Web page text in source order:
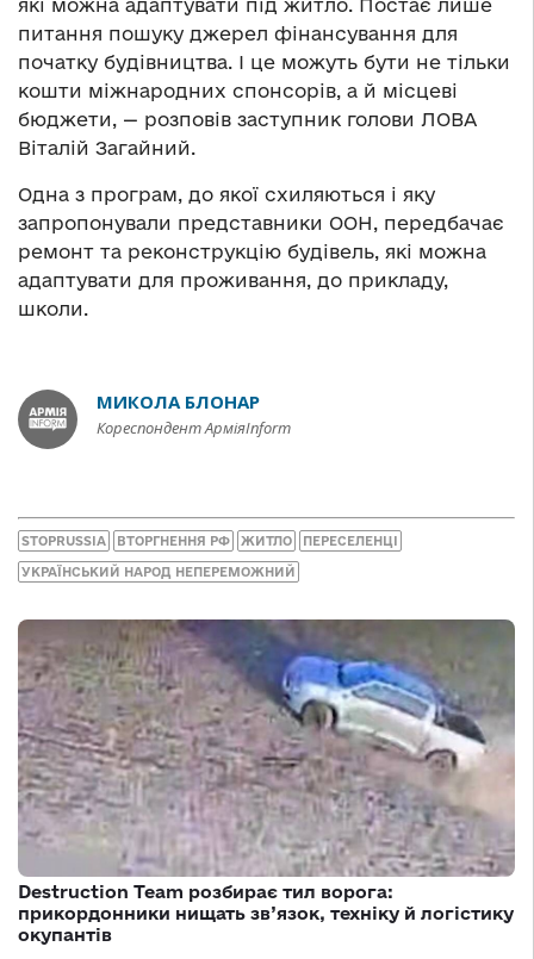
які можна адаптувати під житло. Постає лише
питання пошуку джерел фінансування для
початку будівництва. І це можуть бути не тільки
кошти міжнародних спонсорів, а й місцеві
бюджети, — розповів заступник голови ЛОВА
Віталій Загайний.
Одна з програм, до якої схиляються і яку
запропонували представники ООН, передбачає
ремонт та реконструкцію будівель, які можна
адаптувати для проживання, до прикладу,
школи.
МИКОЛА БЛОНАР
Кореспондент АрміяInform
STOPRUSSIA ВТОРГНЕННЯ РФ ЖИТЛО ПЕРЕСЕЛЕНЦІ
УКРАЇНСЬКИЙ НАРОД НЕПЕРЕМОЖНИЙ
Destruction Team розбирає тил ворога:
прикордонники нищать зв’язок, техніку й логістику
окупантів